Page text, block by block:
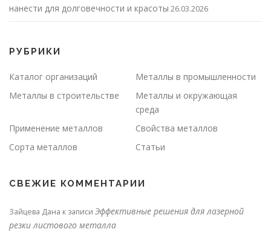
нанести для долговечности и красоты 26.03.2026
РУБРИКИ
Каталог организаций
Металлы в промышленности
Металлы в строительстве
Металлы и окружающая
среда
Применение металлов
Свойства металлов
Сорта металлов
Статьи
СВЕЖИЕ КОММЕНТАРИИ
Зайцева Дана к записи Эффективные решения для лазерной
резки листового металла